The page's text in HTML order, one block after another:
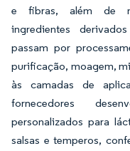
e fibras, além de
ingredientes
passam por
purificação, moagem,
às camadas de
fornecedores
personalizados para
salsas e temperos,